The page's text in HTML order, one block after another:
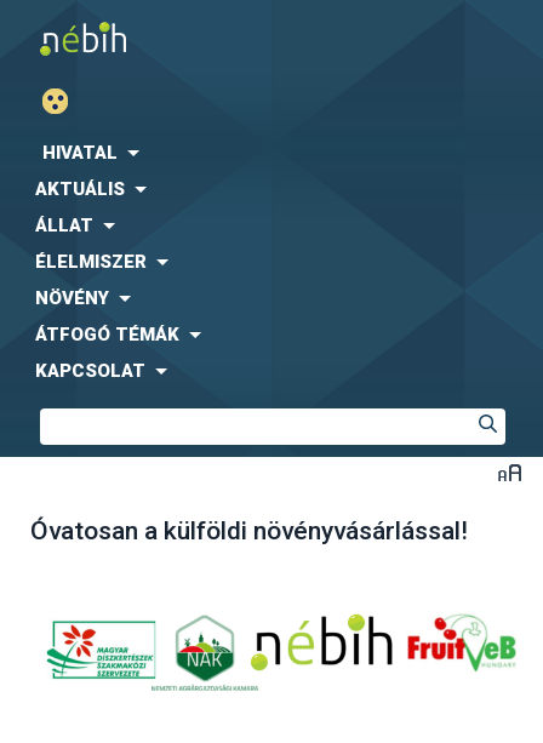
HIVATAL
AKTUÁLIS
ÁLLAT
ÉLELMISZER
NÖVÉNY
ÁTFOGÓ TÉMÁK
KAPCSOLAT
Óvatosan a külföldi növényvásárlással!